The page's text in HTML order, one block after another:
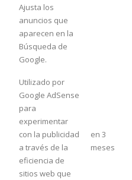
Ajusta los
anuncios que
aparecen en la
Búsqueda de
Google.
Utilizado por
Google AdSense
para
experimentar
con la publicidad
a través de la
eficiencia de
sitios web que
en 3
meses